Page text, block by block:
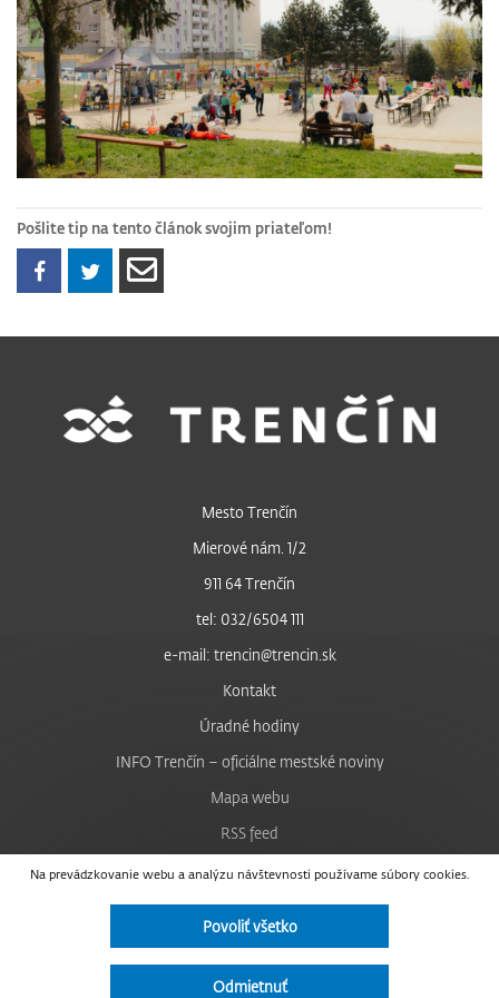
Pošlite tip na tento článok svojim priateľom!
Na prevádzkovanie webu a analýzu návštevnosti používame súbory cookies.
Povoliť všetko
Odmietnuť
Mesto Trenčín
Mierové nám. 1/2
911 64 Trenčín
tel: 032/6504 111
e-mail: trencin@trencin.sk
Kontakt
Úradné hodiny
INFO Trenčín – oficiálne mestské noviny
Mapa webu
RSS feed
Nastavenie cookies
Facebook
Instagram